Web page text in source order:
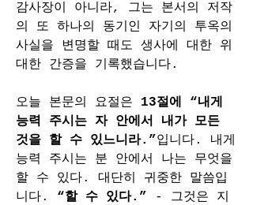
감사장이 아니라, 그는 본서의 저작
의 또 하나의 동기인 자기의 투옥의
사실을 변명할 때도 생사에 대한 위
대한 간증을 기록했습니다.
오늘 본문의 요절은 13절에 “내게
능력 주시는 자 안에서 내가 모든
것을 할 수 있느니라.”입니다. 내게
능력 주시는 분 안에서 나는 무엇을
할 수 있다. 대단히 귀중한 말씀입
니다. “할 수 있다.”
- 그것은 지